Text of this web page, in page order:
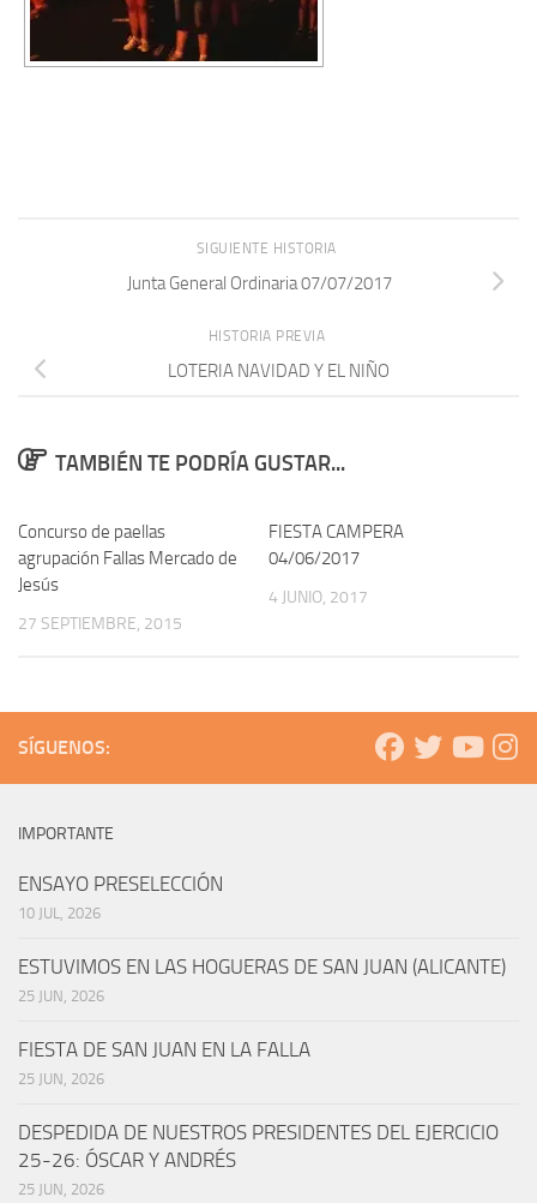
SIGUIENTE HISTORIA
Junta General Ordinaria 07/07/2017
HISTORIA PREVIA
LOTERIA NAVIDAD Y EL NIÑO
TAMBIÉN TE PODRÍA GUSTAR...
Concurso de paellas
agrupación Fallas Mercado de
Jesús
27 SEPTIEMBRE, 2015
FIESTA CAMPERA
04/06/2017
4 JUNIO, 2017
SÍGUENOS:
IMPORTANTE
ENSAYO PRESELECCIÓN
10 JUL, 2026
ESTUVIMOS EN LAS HOGUERAS DE SAN JUAN (ALICANTE)
25 JUN, 2026
FIESTA DE SAN JUAN EN LA FALLA
25 JUN, 2026
DESPEDIDA DE NUESTROS PRESIDENTES DEL EJERCICIO
25-26: ÓSCAR Y ANDRÉS
25 JUN, 2026